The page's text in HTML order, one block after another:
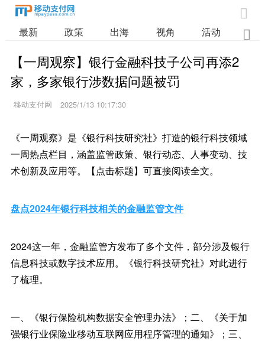

最新 政策 出海 视角 活动 业

【一周观察】银行金融科技子公司再添2
家，多家银行涉数据问题被罚
移动支付网 2025/1/13 10:17:30
《一周观察》是《银行科技研究社》打造的银行科技领域
一周热点栏目，涵盖监管政策、银行动态、人事变动、技
术创新及应用等。【点击标题】可直接阅读全文。
盘点2024年银行科技相关的金融监管文件
2024这一年，金融监管方发布了多个文件，部分涉及银行
信息科技或数字技术应用。《银行科技研究社》对此进行
了梳理。
一、《银行保险机构数据安全管理办法》；二、《关于加
强银行业保险业移动互联网应用程序管理的通知》；三、